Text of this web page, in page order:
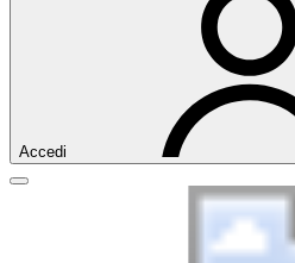
Accedi